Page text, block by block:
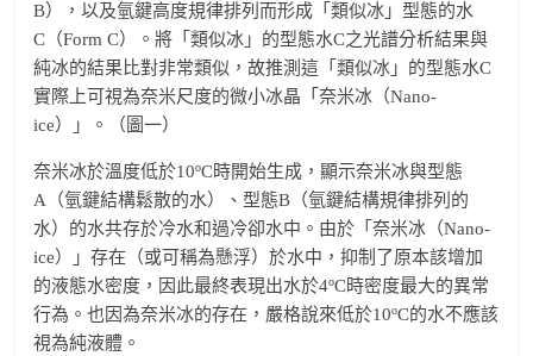
B），以及氫鍵高度規律排列而形成「類似冰」型態的水
C（Form C）。將「類似冰」的型態水C之光譜分析結果與
純冰的結果比對非常類似，故推測這「類似冰」的型態水C
實際上可視為奈米尺度的微小冰晶「奈米冰（Nano-
ice）」。（圖一）
奈米冰於溫度低於10oC時開始生成，顯示奈米冰與型態
A（氫鍵結構鬆散的水）、型態B（氫鍵結構規律排列的
水）的水共存於冷水和過冷卻水中。由於「奈米冰（Nano-
ice）」存在（或可稱為懸浮）於水中，抑制了原本該增加
的液態水密度，因此最終表現出水於4oC時密度最大的異常
行為。也因為奈米冰的存在，嚴格說來低於10oC的水不應該
視為純液體。